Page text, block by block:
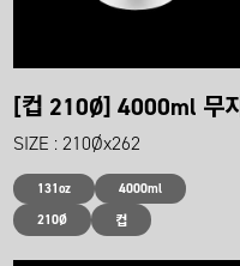
[컵 210Ø] 4000ml 무지
SIZE : 210Øx262
131oz
4000ml
210Ø
컵